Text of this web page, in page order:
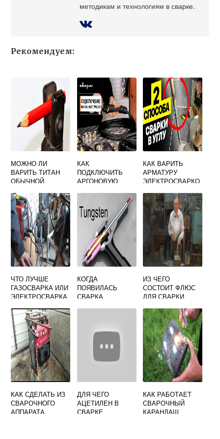
методикам и технологиям в сварке.
Рекомендуем:
МОЖНО ЛИ
ВАРИТЬ ТИТАН
ОБЫЧНОЙ
КАК
ПОДКЛЮЧИТЬ
АРГОНОВУЮ
ИНВЕРТОРУ
КАК ВАРИТЬ
АРМАТУРУ
ЭЛЕКТРОСВАРКО
ПРАВИЛЬНО
ЧТО ЛУЧШЕ
ГАЗОСВАРКА ИЛИ
ЭЛЕКТРОСВАРКА
КОГДА
ПОЯВИЛАСЬ
СВАРКА
ИЗ ЧЕГО
СОСТОИТ ФЛЮС
ДЛЯ СВАРКИ
КАК СДЕЛАТЬ ИЗ
СВАРОЧНОГО
АППАРАТА
ДЛЯ ЧЕГО
АЦЕТИЛЕН В
СВАРКЕ
КАК РАБОТАЕТ
СВАРОЧНЫЙ
КАРАНДАШ